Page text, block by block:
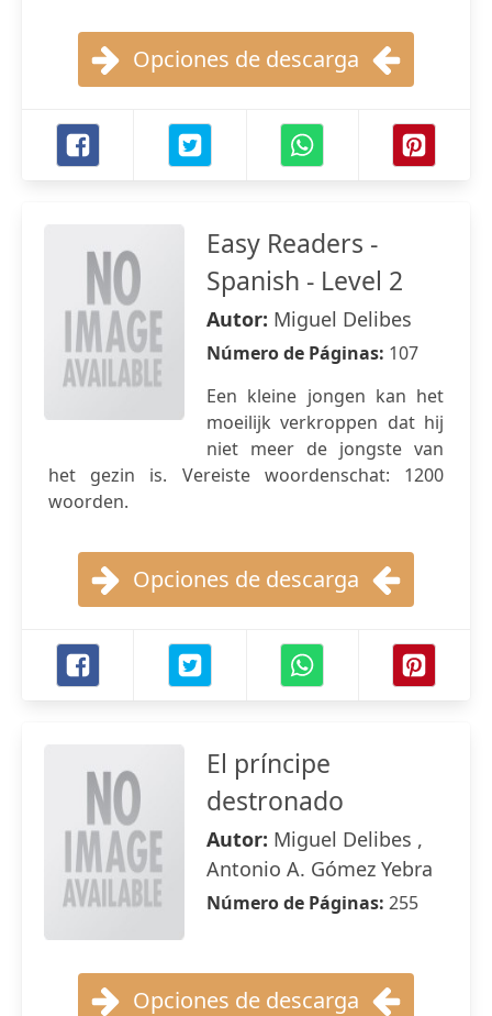
Opciones de descarga
Easy Readers -
Spanish - Level 2
Autor: Miguel Delibes
Número de Páginas: 107
Een kleine jongen kan het
moeilijk verkroppen dat hij
niet meer de jongste van
het gezin is. Vereiste woordenschat: 1200
woorden.
Opciones de descarga
El príncipe
destronado
Autor: Miguel Delibes ,
Antonio A. Gómez Yebra
Número de Páginas: 255
Opciones de descarga